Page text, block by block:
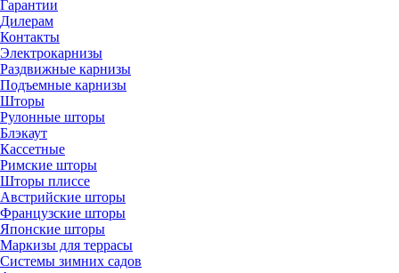
Гарантии
Дилерам
Контакты
Электрокарнизы
Раздвижные карнизы
Подъемные карнизы
Шторы
Рулонные шторы
Блэкаут
Кассетные
Римские шторы
Шторы плиссе
Австрийские шторы
Французские шторы
Японские шторы
Маркизы для террасы
Системы зимних садов